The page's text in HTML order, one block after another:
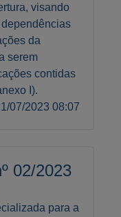
visando
da
serem
contidas
I).
07/2023 08:07
02/2023
para a